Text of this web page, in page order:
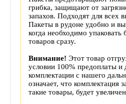
грибка, защищают от
запахов. Подходят для всех
Пакеты в рудоне удобно и
когда необходимо упаковать
товаров сразу.
Внимание! Этот товар
условии 100% предоплаты и
комплектации с нашего
означает, что комплектация
такие товары, будет